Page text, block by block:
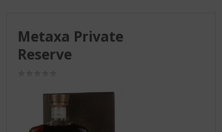
Metaxa Private
Reserve